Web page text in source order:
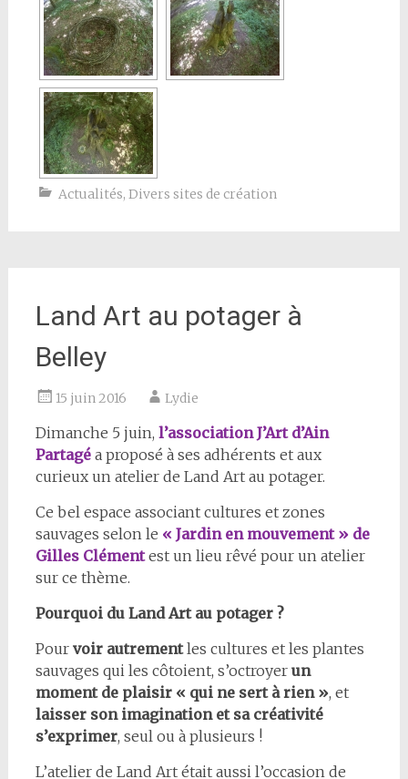
Actualités, Divers sites de création
Land Art au potager à
Belley
15 juin 2016 Lydie
Dimanche 5 juin, l’association J’Art d’Ain
Partagéa proposé à ses adhérents et aux
curieux un atelier de Land Art au potager.
Ce bel espace associant cultures et zones
sauvages selon le « Jardin en mouvement » de
Gilles Clémentest un lieu rêvé pour un atelier
sur ce thème.
Pourquoi du Land Art au potager ?
Pour voir autrementles cultures et les plantes
sauvages qui les côtoient, s’octroyer un
moment de plaisir « qui ne sert à rien », et
laisser son imagination et sa créativité
s’exprimer, seul ou à plusieurs !
L’atelier de Land Art était aussi l’occasion de